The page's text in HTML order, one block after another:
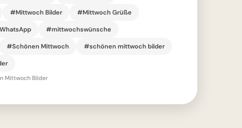
#Mittwoch Bilder #Mittwoch Grüße
#mittwochswünsche
#Schönen Mittwoch #schönen mittwoch bilder
Mittwoch Bilder